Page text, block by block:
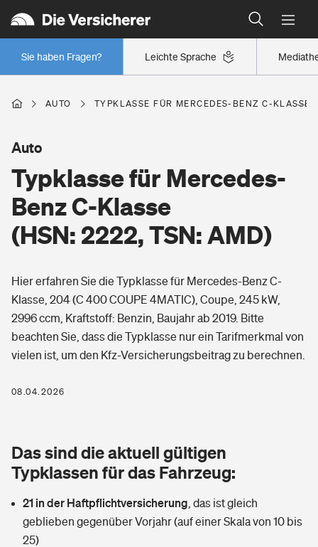
Leichte Sprache
Sie haben Fragen?
Wer versichert was: Jetzt Versicherer finden
Regionalklassen: So ist Ihre Region eingestuft
Wer versichert was: Jetzt Versicherer finden
Berufsunfähigkeitsversicherung
Arbeitsrechtsschutz
Berufshaftpflichtversicherung
Rentenrechner: Wie viel Geld bekomme ich im Alter?
Wer versichert was: Jetzt Versicherer finden
Sie haben Fragen?
Wohnen
Wohngebäudeversicherung
Hausratversicherung
Elementarversicherung
Photovoltaik
Wärmepumpen versichern
Vermieterrrechtsschutz
Mietkautionsversicherung
Restkreditversicherung
Pri­vate Haft­pflicht­
Rechts­schutz­ver­si­che­rung
Kinderunfall­ver­si­che­rung
Reiseversicherung
Gesundheit
Private Krankenversicherung
Tierkrankenversicherung
Zur Übersicht
AUTO TYPKLASSE FÜR MERCEDES-BENZ C-
Typklasse für Mercedes-
Benz C-Klasse
(HSN: 2222, TSN: AMD)
Auto
Hier erfahren Sie die Typklasse für Mercedes-Benz C-
Klasse, 204 (C 400 COUPE 4MATIC), Coupe, 245 kW,
2996 ccm, Kraftstoff: Benzin, Baujahr ab 2019. Bitte
beachten Sie, dass die Typklasse nur ein Tarifmerkmal von
vielen ist, um den Kfz-Versicherungsbeitrag zu berechnen.
08.04.2026
Das sind die aktuell gültigen
Typklassen für das Fahrzeug:
21 in der Haftpflichtversicherung das ist gleich
geblieben gegenüber Vorjahr (auf einer Skala von 10 bis
25)